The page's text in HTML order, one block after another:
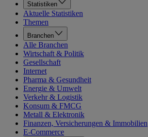
Statistiken
Aktuelle Statistiken
Themen
Branchen
Alle Branchen
Wirtschaft & Politik
Gesellschaft
Internet
Pharma & Gesundheit
Energie & Umwelt
Verkehr & Logistik
Konsum & FMCG
Metall & Elektronik
Finanzen, Versicherungen & Immobilien
E-Commerce